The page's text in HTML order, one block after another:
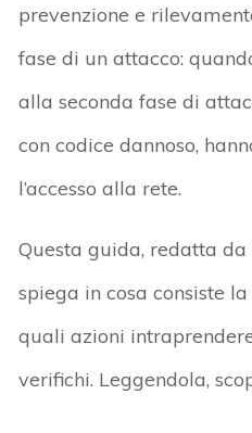
prevenzione e
fase di un attacco:
alla seconda fase di
con codice dannoso,
l’accesso alla rete.
Questa guida, redatta
spiega in cosa consiste
quali azioni
verifichi. Leggendola,